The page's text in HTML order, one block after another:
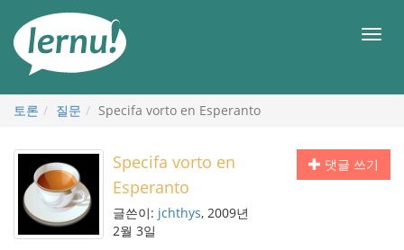
메
토론 질문 Specifa vorto en Esperanto
댓글 쓰기
Specifa vorto en
Esperanto
글쓴이: jchthys, 2009년
2월 3일